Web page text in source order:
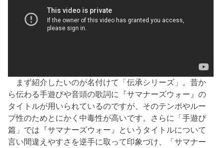
まず紹介したいのが名付けて「伝承シリーズ」。昔か
ら伝わる手遊びや音頭の歌詞に『サマナーズウォー』の
タイトルが用いられているのですが、そのテンポやルー
プ性のためとにかく中毒性が高いです。さらに「手遊び
篇」では『サマナーズウォー』というタイトルについて
言い間違えやすさを逆手に取って印象づけ、「サマナー